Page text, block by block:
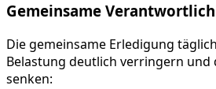
Gemeinsame
Die gemeinsame Erledigung
Belastung deutlich verringern und
senken: